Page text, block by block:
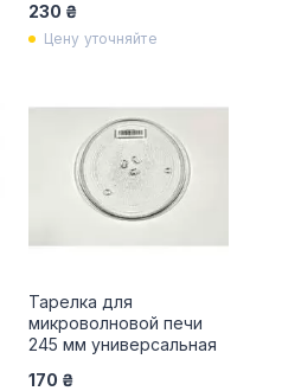
230 ₴
Цену уточняйте
Тарелка для
микроволновой печи
245 мм универсальная
170 ₴